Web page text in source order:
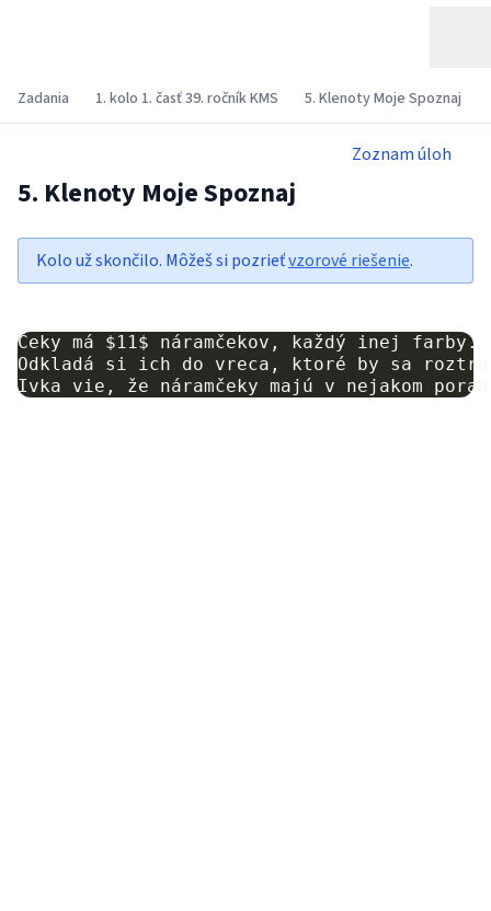
Zadania 1. kolo 1. časť 39. ročník KMS 5. Klenoty Moje Spoznaj
Zoznam úloh
5. Klenoty Moje Spoznaj
Kolo už skončilo. Môžeš si pozrieťvzorové riešenie.
Čeky má $11$ náramčekov, každý inej
farby.
Odkladá
si ich do vreca, ktoré by sa
Ivka
vie, že náramčeky majú v nejakom